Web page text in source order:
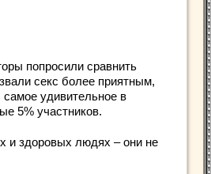
попросили сравнить
секс более приятным,
удивительное в
5% участников.
и здоровых людях – они не